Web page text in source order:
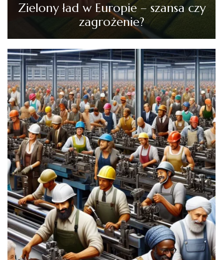
Zielony ład w Europie – szansa czy
zagrożenie?